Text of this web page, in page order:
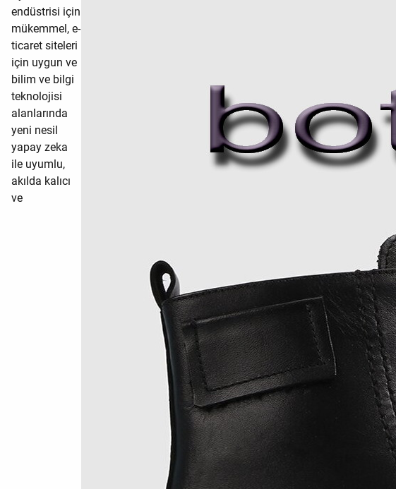
endüstrisi için
mükemmel, e-
ticaret siteleri
için uygun ve
bilim ve bilgi
teknolojisi
alanlarında
yeni nesil
yapay zeka
ile uyumlu,
akılda kalıcı
ve